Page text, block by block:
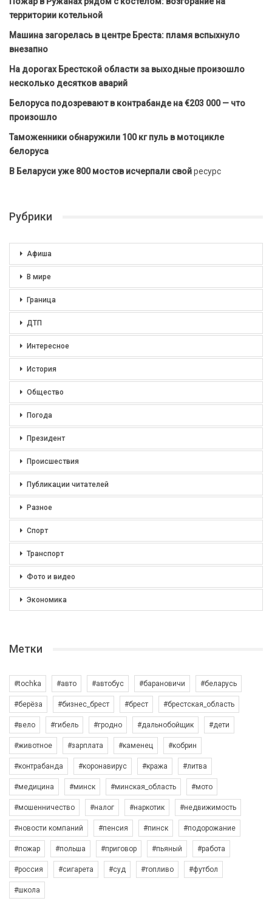
территории котельной
Машина загорелась в центре Бреста: пламя вспыхнуло
внезапно
На дорогах Брестской области за выходные произошло
несколько десятков аварий
Белоруса подозревают в контрабанде на €203 000 — что
произошло
Таможенники обнаружили 100 кг пуль в мотоцикле
белоруса
В Беларуси уже 800 мостов исчерпали свойресурс
Рубрики
Афиша
В мире
Граница
ДТП
Интересное
История
Общество
Погода
Президент
Происшествия
Публикации читателей
Разное
Спорт
Транспорт
Фото и видео
Экономика
Метки
#tochka #авто #автобус #барановичи #беларусь
#берёза #бизнес_брест #брест #брестская_область
#вело #гибель #гродно #дальнобойщик #дети
#животное #зарплата #каменец #кобрин
#контрабанда #коронавирус #кража #литва
#медицина #минск #минская_область #мото
#мошенничество #налог #наркотик #недвижимость
#новости компаний #пенсия #пинск #подорожание
#пожар #польша #приговор #пьяный #работа
#россия #сигарета #суд #топливо #футбол
#школа